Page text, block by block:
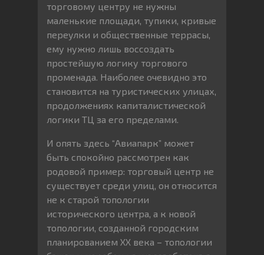
торговому центру не нужны
маленькие площади, тупики, кривые
переулки и общественные террасы,
ему нужно лишь воссоздать
простейшую логику торгового
променада. Наиболее очевидно это
становится на туристических улицах,
продолжениях капиталистической
логики ТЦ за его пределами.
И опять здесь “Авиапарк” может
быть спокойно рассмотрен как
родовой пример: торговый центр не
существует среди улиц, он относится
не к старой топологии
исторического центра, а к новой
топологии, созданной городским
планированием ХХ века – топологии